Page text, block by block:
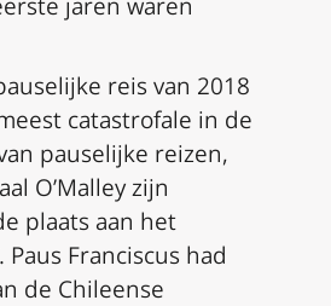
reis van 2018
catastrofale in de
pauselijke reizen,
O’Malley zijn
plaats aan het
Paus Franciscus had
de Chileense